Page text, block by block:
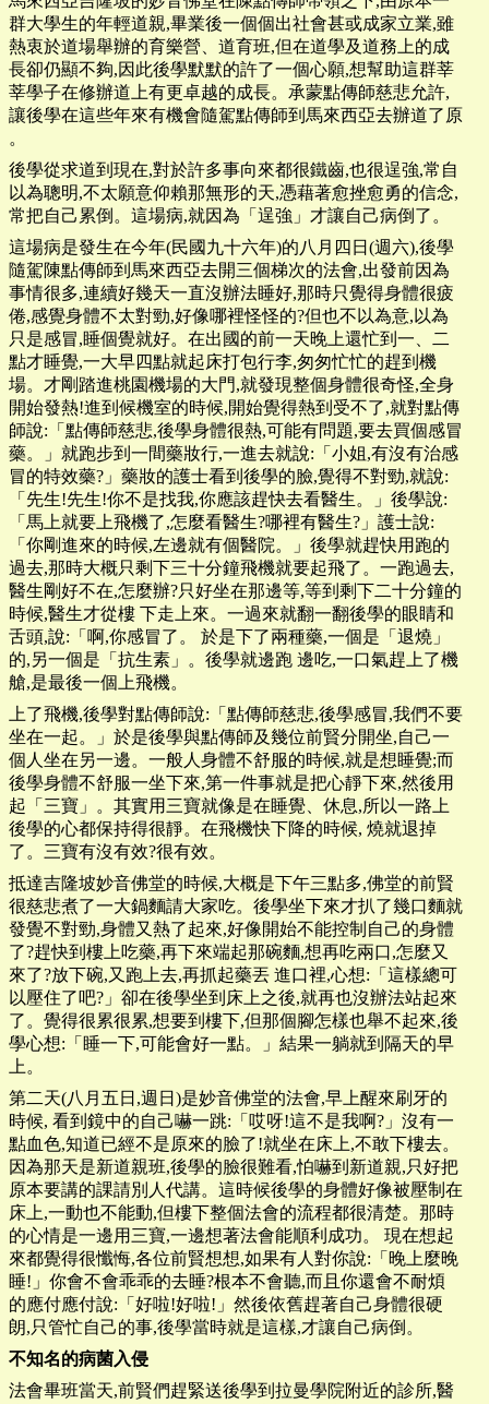
群大學生的年輕道親,畢業後一個個出社會甚或成家立業,雖
熱衷於道場舉辦的育樂營、道育班,但在道學及道務上的成
長卻仍顯不夠,因此後學默默的許了一個心願,想幫助這群莘
莘學子在修辦道上有更卓越的成長。承蒙點傳師慈悲允許,
讓後學在這些年來有機會隨駕點傳師到馬來西亞去辦道了原
。
後學從求道到現在,對於許多事向來都很鐵齒,也很逞強,常自
以為聰明,不太願意仰賴那無形的天,憑藉著愈挫愈勇的信念,
常把自己累倒。這場病,就因為「逞強」才讓自己病倒了。
這場病是發生在今年(民國九十六年)的八月四日(週六),後學
隨駕陳點傳師到馬來西亞去開三個梯次的法會,出發前因為
事情很多,連續好幾天一直沒辦法睡好,那時只覺得身體很疲
倦,感覺身體不太對勁,好像哪裡怪怪的?但也不以為意,以為
只是感冒,睡個覺就好。在出國的前一天晚上還忙到一、二
點才睡覺,一大早四點就起床打包行李,匆匆忙忙的趕到機
場。才剛踏進桃園機場的大門,就發現整個身體很奇怪,全身
開始發熱!進到候機室的時候,開始覺得熱到受不了,就對點傳
師說:「點傳師慈悲,後學身體很熱,可能有問題,要去買個感冒
藥。」就跑步到一間藥妝行,一進去就說:「小姐,有沒有治感
冒的特效藥?」藥妝的護士看到後學的臉,覺得不對勁,就說:
「先生!先生!你不是找我,你應該趕快去看醫生。」後學說:
「馬上就要上飛機了,怎麼看醫生?哪裡有醫生?」護士說:
「你剛進來的時候,左邊就有個醫院。」後學就趕快用跑的
過去,那時大概只剩下三十分鐘飛機就要起飛了。一跑過去,
醫生剛好不在,怎麼辦?只好坐在那邊等,等到剩下二十分鐘的
時候,醫生才從樓 下走上來。一過來就翻一翻後學的眼睛和
舌頭,說:「啊,你感冒了。 於是下了兩種藥,一個是「退燒」
的,另一個是「抗生素」。後學就邊跑 邊吃,一口氣趕上了機
艙,是最後一個上飛機。
上了飛機,後學對點傳師說:「點傳師慈悲,後學感冒,我們不要
坐在一起。」於是後學與點傳師及幾位前賢分開坐,自己一
個人坐在另一邊。一般人身體不舒服的時候,就是想睡覺;而
後學身體不舒服一坐下來,第一件事就是把心靜下來,然後用
起「三寶」。其實用三寶就像是在睡覺、休息,所以一路上
後學的心都保持得很靜。在飛機快下降的時候, 燒就退掉
了。三寶有沒有效?很有效。
抵達吉隆坡妙音佛堂的時候,大概是下午三點多,佛堂的前賢
很慈悲煮了一大鍋麵請大家吃。後學坐下來才扒了幾口麵就
發覺不對勁,身體又熱了起來,好像開始不能控制自己的身體
了?趕快到樓上吃藥,再下來端起那碗麵,想再吃兩口,怎麼又
來了?放下碗,又跑上去,再抓起藥丟 進口裡,心想:「這樣總可
以壓住了吧?」卻在後學坐到床上之後,就再也沒辦法站起來
了。覺得很累很累,想要到樓下,但那個腳怎樣也舉不起來,後
學心想:「睡一下,可能會好一點。」結果一躺就到隔天的早
上。
第二天(八月五日,週日)是妙音佛堂的法會,早上醒來刷牙的
時候, 看到鏡中的自己嚇一跳:「哎呀!這不是我啊?」沒有一
點血色,知道已經不是原來的臉了!就坐在床上,不敢下樓去。
因為那天是新道親班,後學的臉很難看,怕嚇到新道親,只好把
原本要講的課請別人代講。這時候後學的身體好像被壓制在
床上,一動也不能動,但樓下整個法會的流程都很清楚。那時
的心情是一邊用三寶,一邊想著法會能順利成功。 現在想起
來都覺得很懺悔,各位前賢想想,如果有人對你說:「晚上麼晚
睡!」你會不會乖乖的去睡?根本不會聽,而且你還會不耐煩
的應付應付說:「好啦!好啦!」然後依舊趕著自己身體很硬
朗,只管忙自己的事,後學當時就是這樣,才讓自己病倒。
不知名的病菌入侵
法會畢班當天,前賢們趕緊送後學到拉曼學院附近的診所,醫